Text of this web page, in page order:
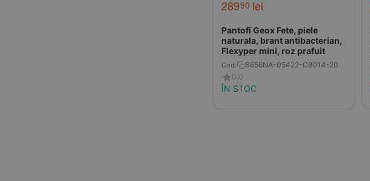
28990 lei
Pantofi Geox Fete, piele
naturala, brant antibacterian,
Flexyper mini, roz prafuit
Cod:
B656NA-05422-C8014-20
0.0
ÎN STOC